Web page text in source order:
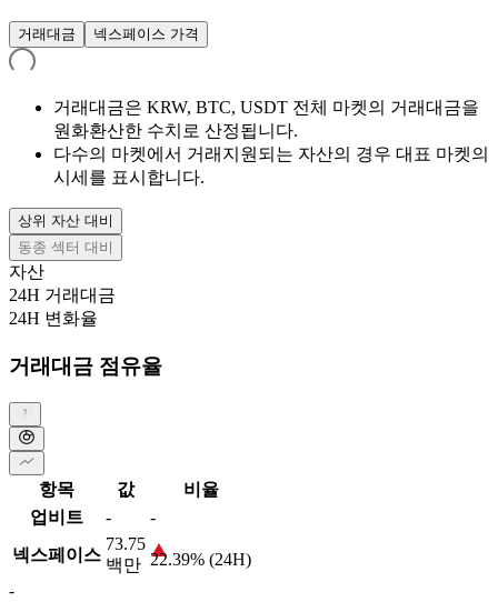
거래대금 넥스페이스 가격
거래대금은 KRW, BTC, USDT 전체 마켓의 거래대금을
원화환산한 수치로 산정됩니다.
다수의 마켓에서 거래지원되는 자산의 경우 대표 마켓의
시세를 표시합니다.
상위 자산 대비
동종 섹터 대비
자산
24H 거래대금
24H 변화율
거래대금 점유율
항목 값
비율
업비트
-
-
넥스페이스
73.75
백만 22.39% (24H)
-